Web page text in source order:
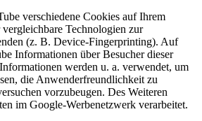
verschiedene Cookies auf Ihrem
Technologien zur
(z. B. Device-Fingerprinting). Auf
Informationen über Besucher dieser
werden u. a. verwendet, um
die Anwenderfreundlichkeit zu
vorzubeugen. Des Weiteren
im Google-Werbenetzwerk verarbeitet.